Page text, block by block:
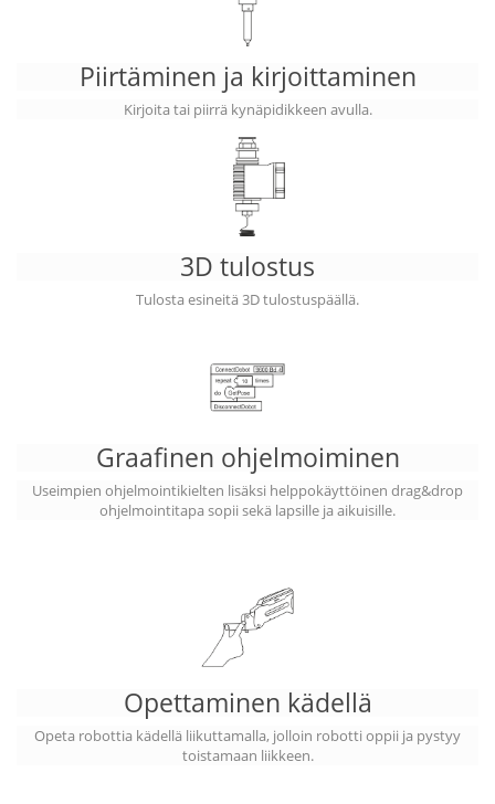
Piirtäminen ja kirjoittaminen
Kirjoita tai piirrä kynäpidikkeen avulla.
3D tulostus
Tulosta esineitä 3D tulostuspäällä.
Graafinen ohjelmoiminen
Useimpien ohjelmointikielten lisäksi helppokäyttöinen drag&drop
ohjelmointitapa sopii sekä lapsille ja aikuisille.
Opettaminen kädellä
Opeta robottia kädellä liikuttamalla, jolloin robotti oppii ja pystyy
toistamaan liikkeen.